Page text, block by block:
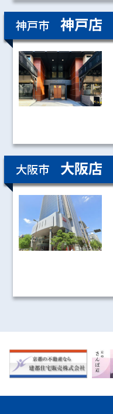
神戸市 神戸店
大阪市 大阪店